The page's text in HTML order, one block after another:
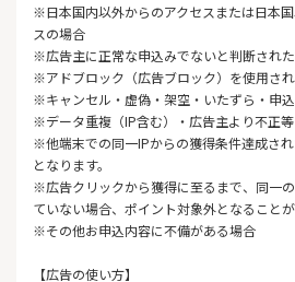
※日本国内以外からのアクセスまたは日本
スの場合
※広告主に正常な申込みでないと判断され
※アドブロック（広告ブロック）を使用さ
※キャンセル・虚偽・架空・いたずら・申
※データ重複（IP含む）・広告主より不正
※他端末での同一IPからの獲得条件達成さ
となります。
※広告クリックから獲得に至るまで、同一
ていない場合、ポイント対象外となることが
※その他お申込内容に不備がある場合
【広告の使い方】